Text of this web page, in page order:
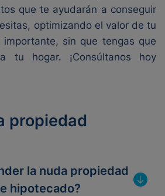
que te ayudarán a conseguir
optimizando el valor de tu
sin que tengas que
tu hogar. ¡Consúltanos hoy
propiedad
la nuda propiedad
hipotecado?